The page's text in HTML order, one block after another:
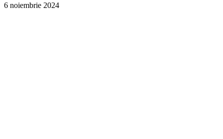
6 noiembrie 2024